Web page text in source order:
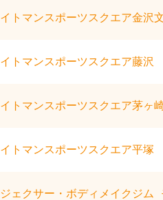
イトマンスポーツスクエア金沢
イトマンスポーツスクエア藤沢
イトマンスポーツスクエア茅ヶ
イトマンスポーツスクエア平塚
ジェクサー・ボディメイクジム